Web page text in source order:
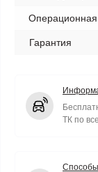
Операционная
Гарантия
ТК по